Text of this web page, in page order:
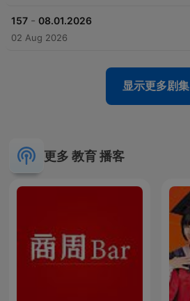
157 - 08.01.2026
02 Aug 2026
显示更多剧集
更多 教育 播客